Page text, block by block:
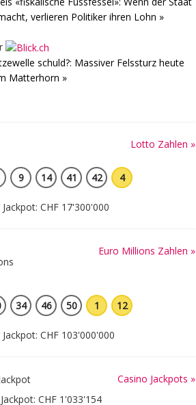
verlieren Politiker ihren Lohn »
schuld?: Massiver Felssturz heute
Matterhorn »
Lotto Zahlen »
9 14 41 42 4
CHF 17'300'000
Euro Millions Zahlen »
34 46 50 1 12
CHF 103'000'000
Casino Jackpots »
CHF 1'033'154